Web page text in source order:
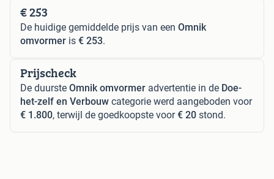
€ 253
De huidige gemiddelde prijs van een Omnik
omvormer is € 253.
Prijscheck
De duurste Omnik omvormer advertentie in de Doe-
het-zelf en Verbouw categorie werd aangeboden voor
€ 1.800, terwijl de goedkoopste voor€ 20 stond.